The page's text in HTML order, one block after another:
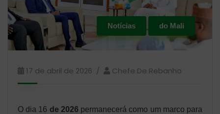
Notícias do Mali
17 de abril de 2026 Chefe De Rebanho
O dia 16 de 2026 permanecerá como um marco para